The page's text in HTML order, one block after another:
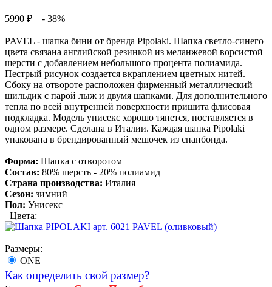
5990 ₽ - 38%
PAVEL - шапка бини от бренда Pipolaki. Шапка светло-синего
цвета связана английской резинкой из меланжевой ворсистой
шерсти с добавлением небольшого процента полиамида.
Пестрый рисунок создается вкраплением цветных нитей.
Сбоку на отвороте расположен фирменный металлический
шильдик с парой лыж и двумя шапками. Для дополнительного
тепла по всей внутренней поверхности пришита флисовая
подкладка. Модель унисекс хорошо тянется, поставляется в
одном размере. Сделана в Италии. Каждая шапка Pipolaki
упакована в брендированный мешочек из спанбонда.
Форма: Шапка с отворотом
Состав: 80% шерсть - 20% полиамид
Страна производства: Италия
Сезон: зимний
Пол: Унисекс
Цвета:
Размеры:
ONE
Как определить свой размер?